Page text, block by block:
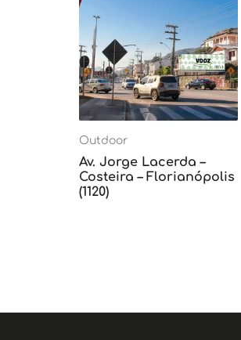
Outdoor
Av. Jorge Lacerda –
Costeira – Florianópolis
(1120)